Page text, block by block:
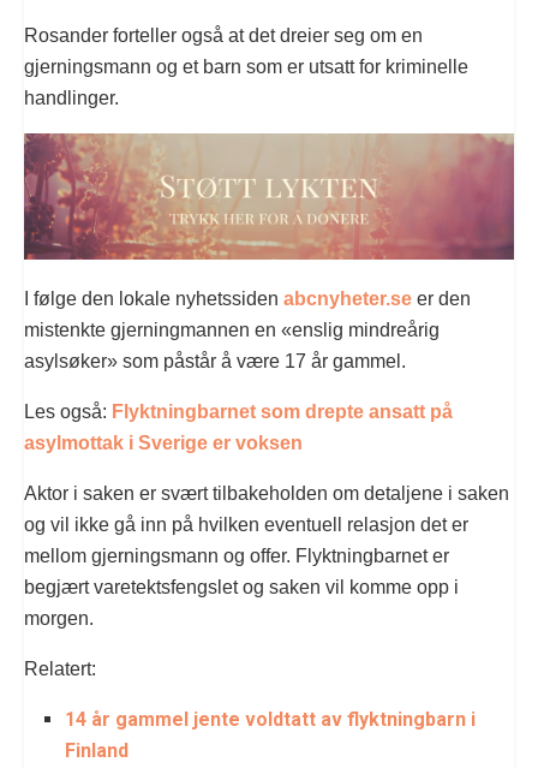
Rosander forteller også at det dreier seg om en
gjerningsmann og et barn som er utsatt for kriminelle
handlinger.
I følge den lokale nyhetssiden abcnyheter.se er den
mistenkte gjerningmannen en «enslig mindreårig
asylsøker» som påstår å være 17 år gammel.
Les også: Flyktningbarnet som drepte ansatt på
asylmottak i Sverige er voksen
Aktor i saken er svært tilbakeholden om detaljene i saken
og vil ikke gå inn på hvilken eventuell relasjon det er
mellom gjerningsmann og offer. Flyktningbarnet er
begjært varetektsfengslet og saken vil komme opp i
morgen.
Relatert:
14 år gammel jente voldtatt av flyktningbarn i
Finland